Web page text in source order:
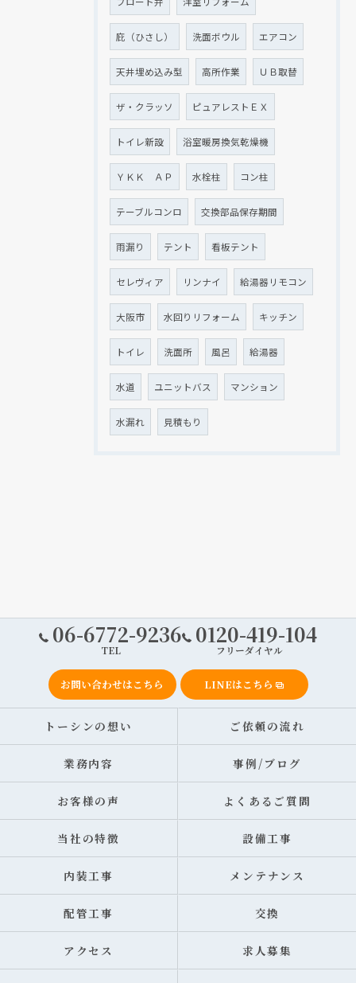
庇（ひさし） 洗面ボウル エアコン
天井埋め込み型 高所作業 ＵＢ取替
ザ・クラッソ ピュアレストＥＸ
トイレ新設 浴室暖房換気乾燥機
ＹＫＫ ＡＰ 水栓柱 コン柱
テーブルコンロ 交換部品保存期間
雨漏り テント 看板テント
セレヴィア リンナイ 給湯器リモコン
大阪市 水回りリフォーム キッチン
トイレ 洗面所 風呂 給湯器
水道 ユニットバス マンション
水漏れ 見積もり
06-6772-9236
TEL
0120-419-104
フリーダイヤル
お問い合わせはこちら LINEはこちら
トーシンの想い ご依頼の流れ
業務内容 事例/ブログ
お客様の声 よくあるご質問
当社の特徴 設備工事
内装工事 メンテナンス
配管工事 交換
アクセス 求人募集